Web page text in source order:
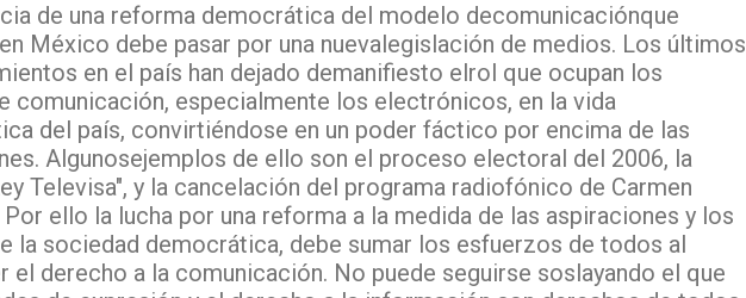
de una reforma democrática del modelo decomunicaciónque
México debe pasar por una nuevalegislación de medios. Los últimos
en el país han dejado demanifiesto elrol que ocupan los
comunicación, especialmente los electrónicos, en la vida
del país, convirtiéndose en un poder fáctico por encima de las
Algunosejemplos de ello son el proceso electoral del 2006, la
Televisa", y la cancelación del programa radiofónico de Carmen
ello la lucha por una reforma a la medida de las aspiraciones y los
la sociedad democrática, debe sumar los esfuerzos de todos al
el derecho a la comunicación. No puede seguirse soslayando el que